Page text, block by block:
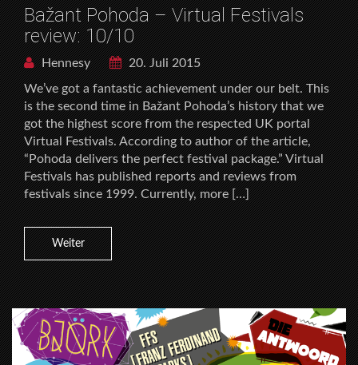
Bažant Pohoda – Virtual Festivals
review: 10/10
Hennesy
20. Juli 2015
We’ve got a fantastic achievement under our belt. This
is the second time in Bažant Pohoda’s history that we
got the highest score from the respected UK portal
Virtual Festivals. According to author of the article,
“Pohoda delivers the perfect festival package.” Virtual
Festivals has published reports and reviews from
festivals since 1999. Currently, more […]
Weiter